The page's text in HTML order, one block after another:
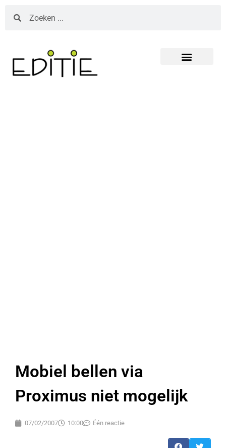
Mobiel bellen via
Proximus niet mogelijk
07/02/2007 10:00 Één reactie